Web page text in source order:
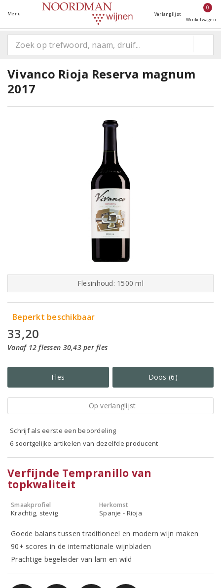
Menu Verlanglijst
0
Winkelwagen
Vivanco Rioja Reserva magnum
2017
Flesinhoud: 1500 ml
Beperkt beschikbaar
33,20
Vanaf 12 flessen 30,43 per fles
Fles Doos (6)
Op verlanglijst
Schrijf als eerste een beoordeling
6 soortgelijke artikelen van dezelfde producent
Verfijnde Tempranillo van
topkwaliteit
Smaakprofiel
Krachtig, stevig
Herkomst
Spanje - Rioja
Goede balans tussen traditioneel en modern wijn maken
90+ scores in de internationale wijnbladen
Prachtige begeleider van lam en wild